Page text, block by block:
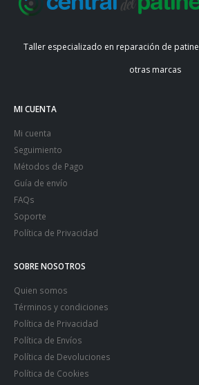
Taller especializado en reparación de
otras marcas
MI CUENTA
Mi cuenta
Seguimiento
Métodos de Pago
Guía de envío
FAQs
Soporte
Política de Privacidad
SOBRE NOSOTROS
Quien somos
Términos y condiciones
Política de Privacidad
Política de Envíos
Política de Devoluciones
Política de Cookies